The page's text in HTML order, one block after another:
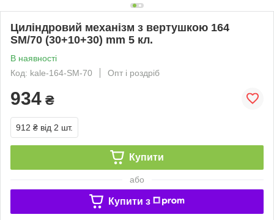
Циліндровий механізм з вертушкою 164
SM/70 (30+10+30) mm 5 кл.
В наявності
Код: kale-164-SM-70
Опт і роздріб
934 ₴
912 ₴ від 2 шт.
Купити
або
Купити з